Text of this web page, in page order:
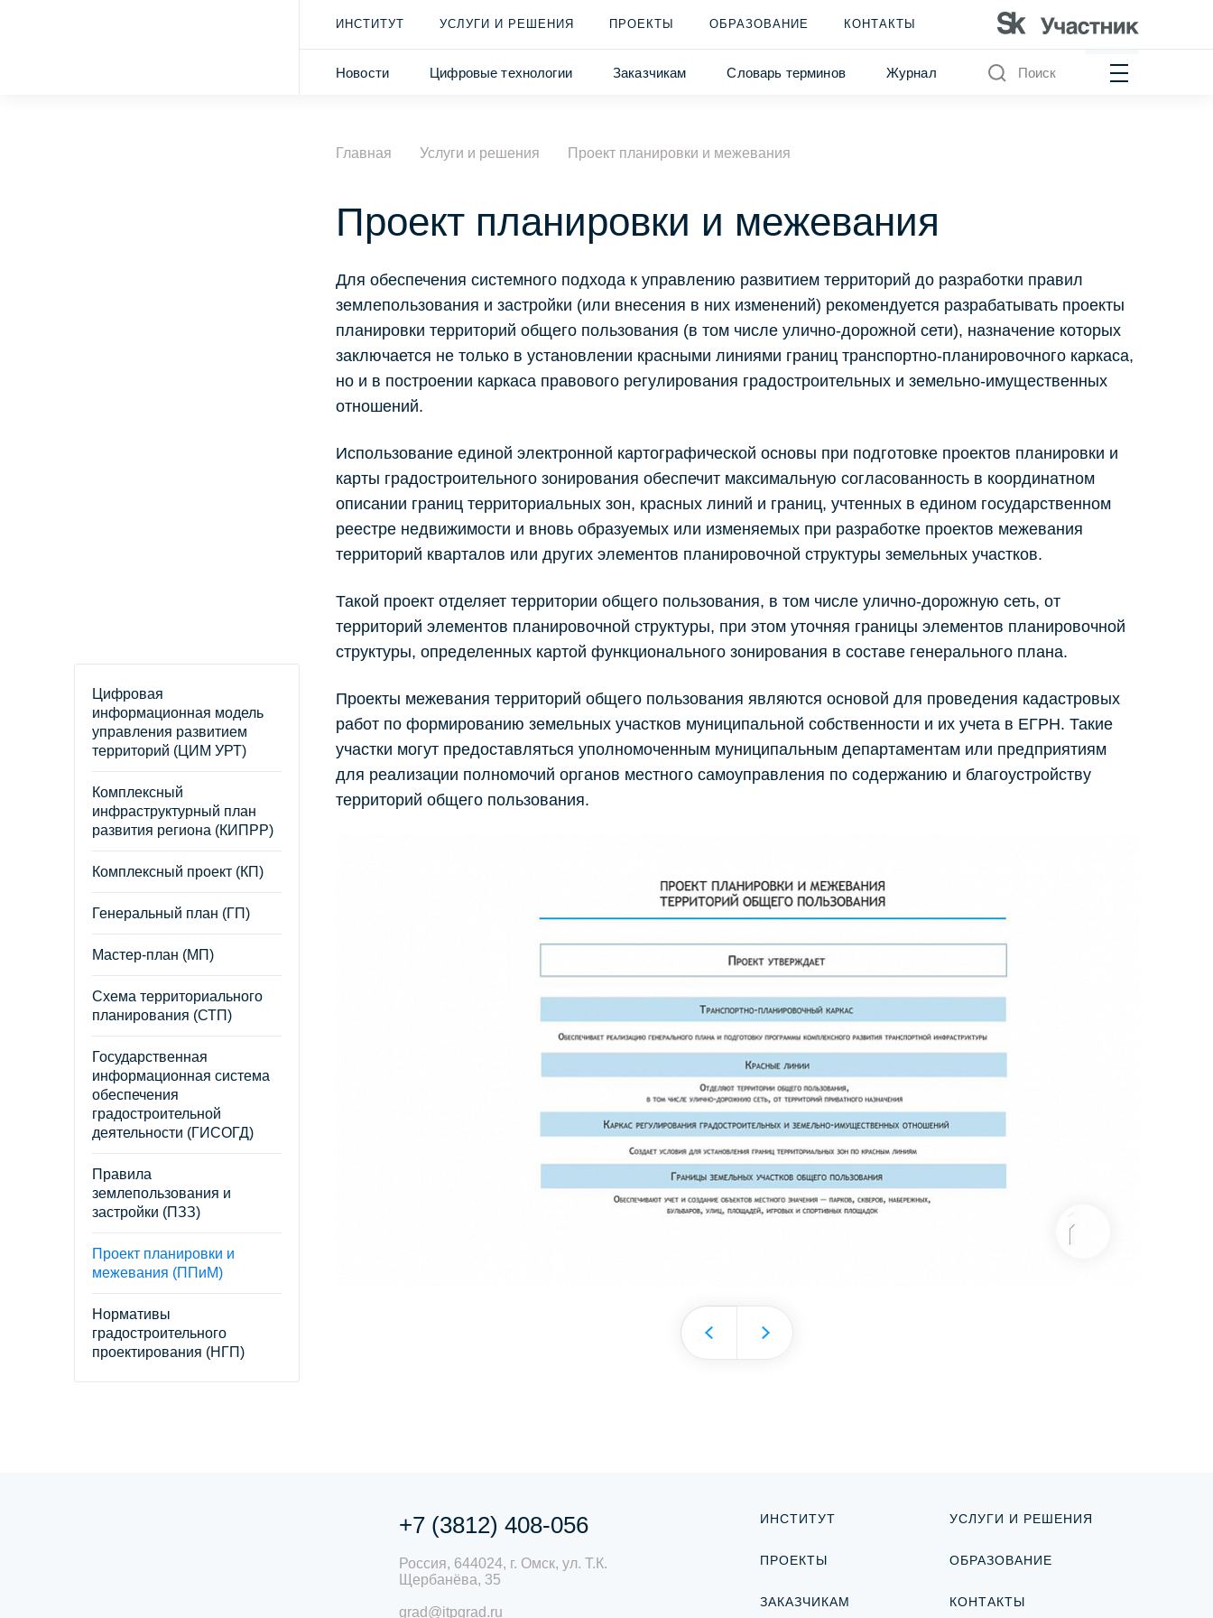
ИНСТИТУТ УСЛУГИ И РЕШЕНИЯ ПРОЕКТЫ ОБРАЗОВАНИЕ КОНТАКТЫ
Новости Цифровые технологии Заказчикам Словарь терминов Журнал Поиск
Цифровая
информационная модель
управления развитием
территорий (ЦИМ УРТ)
Комплексный
инфраструктурный план
развития региона (КИПРР)
Комплексный проект (КП)
Генеральный план (ГП)
Мастер-план (МП)
Схема территориального
планирования (СТП)
Государственная
информационная система
обеспечения
градостроительной
деятельности (ГИСОГД)
Правила
землепользования и
застройки (ПЗЗ)
Проект планировки и
межевания (ППиМ)
Нормативы
градостроительного
проектирования (НГП)
Главная Услуги и решения Проект планировки и межевания
Проект планировки и межевания
Для обеспечения системного подхода к управлению развитием территорий до разработки правил
землепользования и застройки (или внесения в них изменений) рекомендуется разрабатывать проекты
планировки территорий общего пользования (в том числе улично-дорожной сети), назначение которых
заключается не только в установлении красными линиями границ транспортно-планировочного каркаса,
но и в построении каркаса правового регулирования градостроительных и земельно-имущественных
отношений.
Использование единой электронной картографической основы при подготовке проектов планировки и
карты градостроительного зонирования обеспечит максимальную согласованность в координатном
описании границ территориальных зон, красных линий и границ, учтенных в едином государственном
реестре недвижимости и вновь образуемых или изменяемых при разработке проектов межевания
территорий кварталов или других элементов планировочной структуры земельных участков.
Такой проект отделяет территории общего пользования, в том числе улично-дорожную сеть, от
территорий элементов планировочной структуры, при этом уточняя границы элементов планировочной
структуры, определенных картой функционального зонирования в составе генерального плана.
Проекты межевания территорий общего пользования являются основой для проведения кадастровых
работ по формированию земельных участков муниципальной собственности и их учета в ЕГРН. Такие
участки могут предоставляться уполномоченным муниципальным департаментам или предприятиям
для реализации полномочий органов местного самоуправления по содержанию и благоустройству
территорий общего пользования.
+7 (3812) 408-056
Россия, 644024, г. Омск, ул. Т.К.
Щербанёва, 35
grad@itpgrad.ru
ИНСТИТУТ
ПРОЕКТЫ
ЗАКАЗЧИКАМ
УСЛУГИ И РЕШЕНИЯ
ОБРАЗОВАНИЕ
КОНТАКТЫ